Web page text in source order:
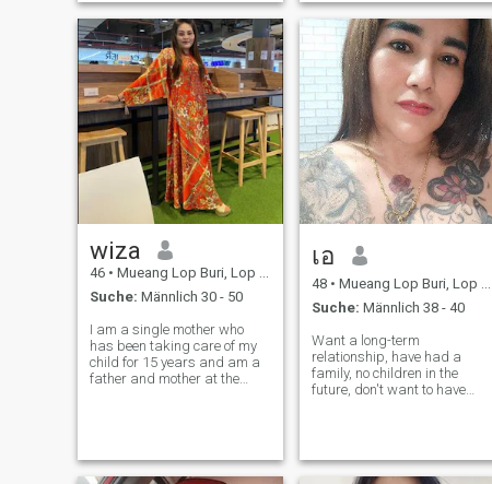
moments with someone
weil ich es nicht sehen will Du
wirst nichts
zurückbekommen.
wiza
46 • Mueang Lop Buri, Lop Buri, Thailand
Suche: Männlich 30 - 50
I am a single mother who
has been taking care of my
child for 15 years and am a
father and mother at the
เอ
48 • Mueang Lop Buri, Lop Buri, Thailand
Suche: Männlich 38 - 40
Want a long-term
relationship, have had a
family, no children in the
future, don't want to have